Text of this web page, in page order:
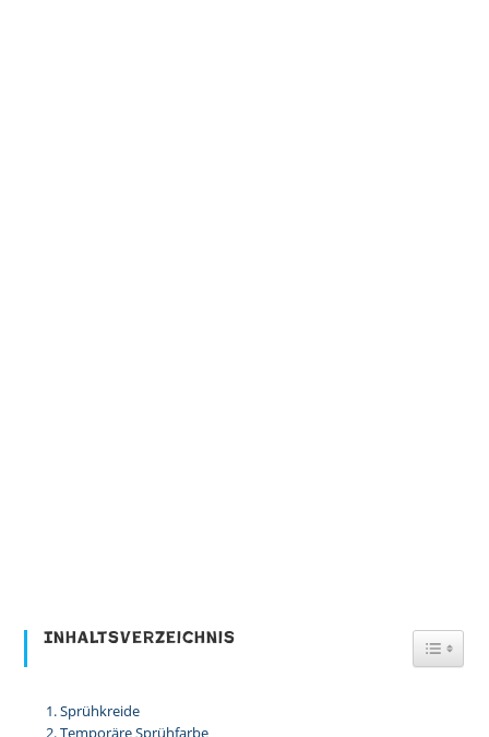
Inhaltsverzeichnis
Sprühkreide
Temporäre Sprühfarbe